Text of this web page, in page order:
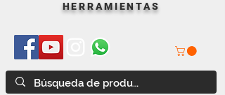
HERRAMIENTAS